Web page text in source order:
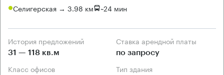
Селигерская → 3.98 км ~24 мин
История предложений
31 — 118 кв.м
Ставка арендной платы
по запросу
Класс офисов Тип здания